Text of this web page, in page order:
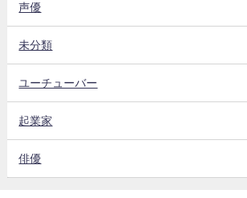
声優
未分類
ユーチューバー
起業家
俳優